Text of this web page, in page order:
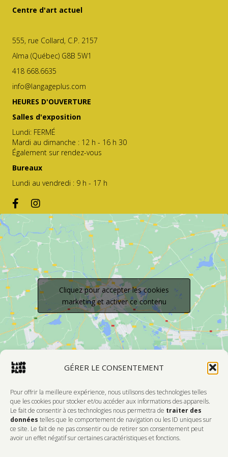
GÉRER LE CONSENTEMENT
Pour offrir la meilleure expérience, nous utilisons des technologies telles
que les cookies pour stocker et/ou accéder aux informations des appareils.
Le fait de consentir à ces technologies nous permettra de traiter des
données telles que le comportement de navigation ou les ID uniques sur
ce site. Le fait de ne pas consentir ou de retirer son consentement peut
avoir un effet négatif sur certaines caractéristiques et fonctions.
Centre d'art actuel
555, rue Collard, C.P. 2157
Alma (Québec) G8B 5W1
418 668.6635
info@langageplus.com
HEURES D'OUVERTURE
Salles d'exposition
Lundi: FERMÉ
Mardi au dimanche : 12 h - 16 h 30
Également sur rendez-vous
Bureaux
Lundi au vendredi : 9 h - 17 h
Cliquez pour accepter les cookies
marketing et activer ce contenu
Devenir Membre
DONNEZ DE L'AMOUR À VOTRE CENTRE